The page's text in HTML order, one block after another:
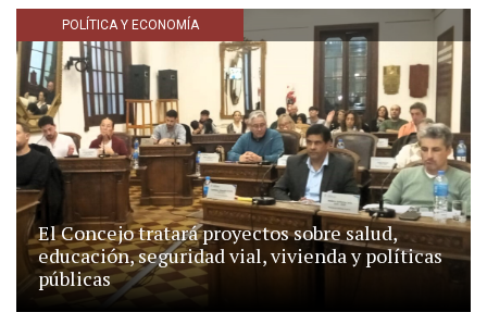
POLÍTICA Y ECONOMÍA
El Concejo tratará proyectos sobre salud,
educación, seguridad vial, vivienda y políticas
públicas